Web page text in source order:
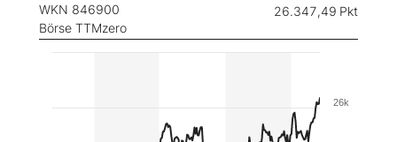
WKN 846900
Börse TTMzero
26.347,49 Pkt
26k